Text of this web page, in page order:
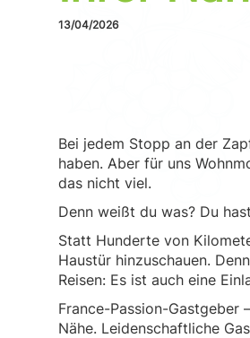
13/04/2026
Bei jedem Stopp an der
haben. Aber für uns
das nicht viel.
Denn weißt du was? Du
Statt Hunderte von
Haustür hinzuschauen.
Reisen: Es ist auch eine
France-Passion-Gastgeber
Nähe. Leidenschaftliche